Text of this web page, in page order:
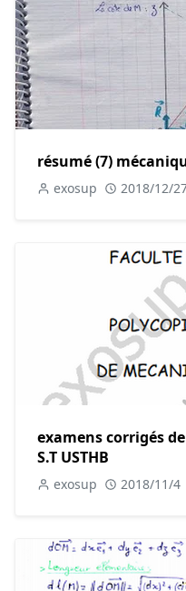
résumé (7)
exosup 2018/12/
examens corrigés
S.T USTHB
exosup 2018/11/4